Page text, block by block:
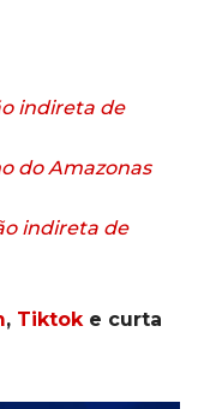
indireta de
do Amazonas
indireta de
, Tiktoke curta